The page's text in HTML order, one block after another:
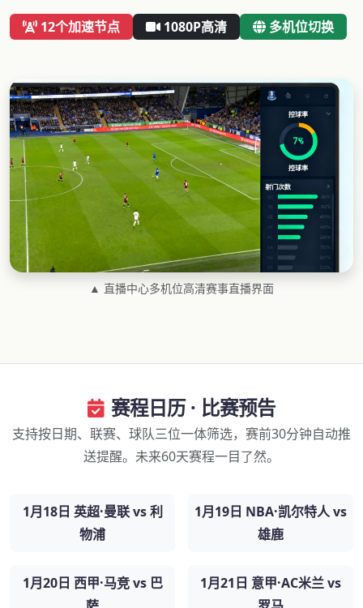
12个加速节点 1080P高清 多机位切换
▲ 直播中心多机位高清赛事直播界面
赛程日历 · 比赛预告
支持按日期、联赛、球队三位一体筛选，赛前30分钟自动推
送提醒。未来60天赛程一目了然。
1月18日 英超·曼联 vs 利
物浦
1月19日 NBA·凯尔特人 vs
雄鹿
1月20日 西甲·马竞 vs 巴
1月21日 意甲·AC米兰 vs